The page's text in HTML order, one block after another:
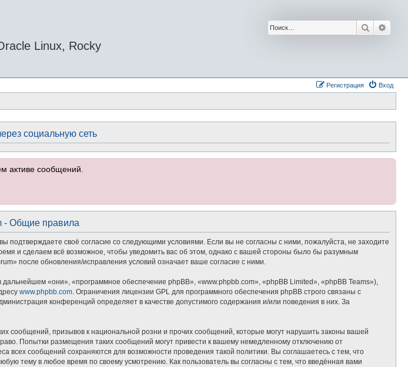
Linux, Rocky
Поиск
Вход
Регистрация
социальную сеть
активе сообщений.
- Общие правила
своё согласие со следующими условиями. Если вы не согласны с ними, пожалуйста, не заходите
и сделаем всё возможное, чтобы уведомить вас об этом, однако с вашей стороны было бы разумным
после обновления/исправления условий означает ваше согласие с ними.
«они», «программное обеспечение phpBB», «www.phpbb.com», «phpBB Limited», «phpBB Teams»),
www.phpbb.com. Ограничения лицензии GPL для программного обеспечения phpBB строго связаны с
конференций определяет в качестве допустимого содержания и/или поведения в них. За
сообщений, призывов к национальной розни и прочих сообщений, которые могут нарушить законы вашей
Попытки размещения таких сообщений могут привести к вашему немедленному отключению от
всех сообщений сохраняются для возможности проведения такой политики. Вы соглашаетесь с тем, что
тему в любое время по своему усмотрению. Как пользователь вы согласны с тем, что введённая вами